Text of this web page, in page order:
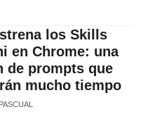
los Skills
en Chrome: una
de prompts que
mucho tiempo